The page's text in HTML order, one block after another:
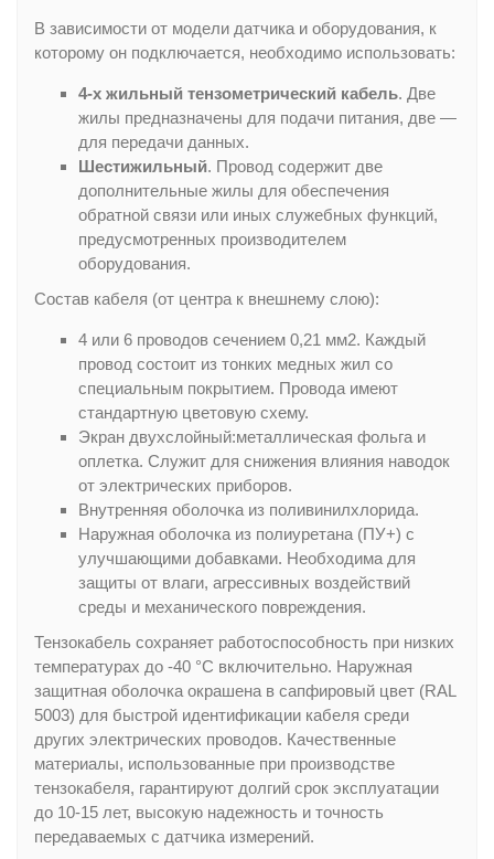
В зависимости от модели датчика и оборудования, к
которому он подключается, необходимо использовать:
4-х жильный тензометрический кабель. Две
жилы предназначены для подачи питания, две —
для передачи данных.
Шестижильный. Провод содержит две
дополнительные жилы для обеспечения
обратной связи или иных служебных функций,
предусмотренных производителем
оборудования.
Состав кабеля (от центра к внешнему слою):
4 или 6 проводов сечением 0,21 мм2. Каждый
провод состоит из тонких медных жил со
специальным покрытием. Провода имеют
стандартную цветовую схему.
Экран двухслойный:металлическая фольга и
оплетка. Служит для снижения влияния наводок
от электрических приборов.
Внутренняя оболочка из поливинилхлорида.
Наружная оболочка из полиуретана (ПУ+) с
улучшающими добавками. Необходима для
защиты от влаги, агрессивных воздействий
среды и механического повреждения.
Тензокабель сохраняет работоспособность при низких
температурах до -40 °C включительно. Наружная
защитная оболочка окрашена в сапфировый цвет (RAL
5003) для быстрой идентификации кабеля среди
других электрических проводов. Качественные
материалы, использованные при производстве
тензокабеля, гарантируют долгий срок эксплуатации
до 10-15 лет, высокую надежность и точность
передаваемых с датчика измерений.